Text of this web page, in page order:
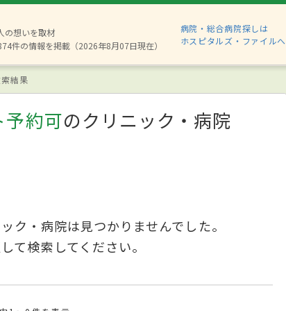
の想いを取材
件の情報を掲載（2026年8月07日現在）
病院・総合病院探しは
ホスピタルズ・ファイルへ
結果
約可のクリニック・病院
ク・病院は見つかりませんでした。
て検索してください。